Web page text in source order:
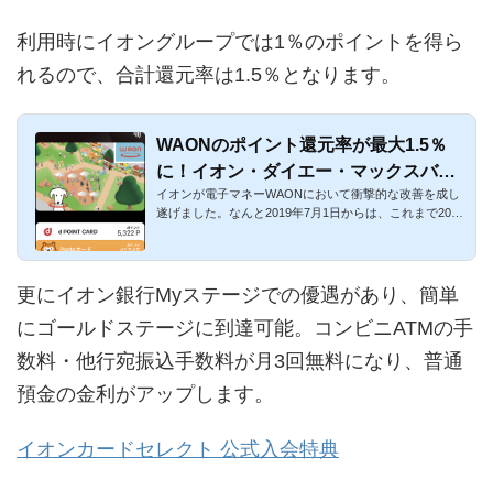
利用時にイオングループでは1％のポイントを得ら
れるので、合計還元率は1.5％となります。
WAONのポイント還元率が最大1.5％
に！イオン・ダイエー・マックスバリ
ュがお得
イオンが電子マネーWAONにおいて衝撃的な改善を成し
遂げました。なんと2019年7月1日からは、これまで200
更にイオン銀行Myステージでの優遇があり、簡単
にゴールドステージに到達可能。コンビニATMの手
数料・他行宛振込手数料が月3回無料になり、普通
預金の金利がアップします。
イオンカードセレクト 公式入会特典